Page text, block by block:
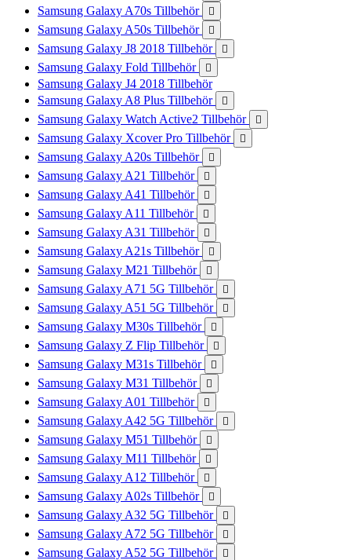
Samsung Galaxy A70s Tillbehör 
Samsung Galaxy A50s Tillbehör 
Samsung Galaxy J8 2018 Tillbehör 
Samsung Galaxy Fold Tillbehör 
Samsung Galaxy J4 2018 Tillbehör
Samsung Galaxy A8 Plus Tillbehör

Samsung Galaxy Watch Active2 Tillbehör 
Samsung Galaxy Xcover Pro Tillbehör 
Samsung Galaxy A20s Tillbehör 
Samsung Galaxy A21 Tillbehör 
Samsung Galaxy A41 Tillbehör 
Samsung Galaxy A11 Tillbehör 
Samsung Galaxy A31 Tillbehör 
Samsung Galaxy A21s Tillbehör 
Samsung Galaxy M21 Tillbehör 
Samsung Galaxy A71 5G Tillbehör 
Samsung Galaxy A51 5G Tillbehör 
Samsung Galaxy M30s Tillbehör 
Samsung Galaxy Z Flip Tillbehör 
Samsung Galaxy M31s Tillbehör 
Samsung Galaxy M31 Tillbehör 
Samsung Galaxy A01 Tillbehör 
Samsung Galaxy A42 5G Tillbehör 
Samsung Galaxy M51 Tillbehör 
Samsung Galaxy M11 Tillbehör 
Samsung Galaxy A12 Tillbehör 
Samsung Galaxy A02s Tillbehör 
Samsung Galaxy A32 5G Tillbehör 
Samsung Galaxy A72 5G Tillbehör 
Samsung Galaxy A52 5G Tillbehör 